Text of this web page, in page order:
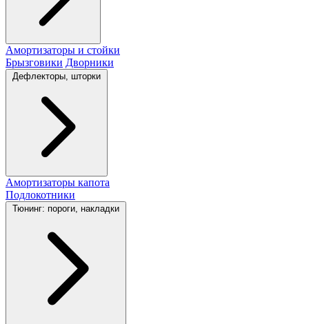
Амортизаторы и стойки
Брызговики Дворники
Дефлекторы, шторки
Амортизаторы капота
Подлокотники
Тюнинг: пороги, накладки